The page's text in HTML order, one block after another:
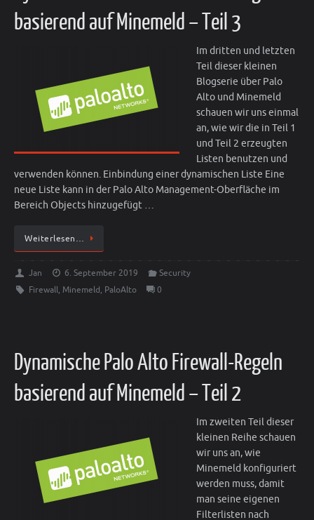
basierend auf Minemeld – Teil 3
Im dritten und letzten
Teil dieser kleinen
Blogserie über Palo
Alto und Minemeld
schauen wir uns einmal
an, wie wir die in Teil 1
und Teil 2 erzeugten
Listen benutzen und
verwenden können. Einbindung einer dynamischen Liste Eine
neue Liste kann in der Palo Alto Management-Oberfläche im
Bereich Objects hinzugefügt …
Weiterlesen…
Jan 6. September 2019
Security
Firewall, Minemeld, PaloAlto 0
Dynamische Palo Alto Firewall-Regeln
basierend auf Minemeld – Teil 2
Im zweiten Teil dieser
kleinen Reihe schauen
wir uns an, wie
Minemeld konfiguriert
werden muss, damit
man seine eigenen
Filterlisten nach